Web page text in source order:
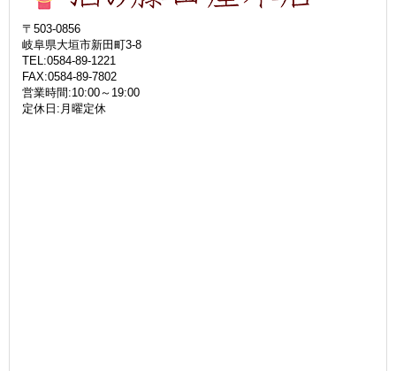
〒503-0856
岐阜県大垣市新田町3-8
TEL:0584-89-1221
FAX:0584-89-7802
営業時間:10:00～19:00
定休日:月曜定休